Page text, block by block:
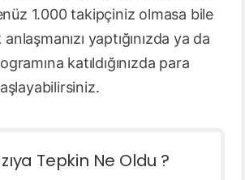
1.000 takipçiniz olmasa bile
yaptığınızda ya da
katıldığınızda para
Tepkin Ne Oldu ?